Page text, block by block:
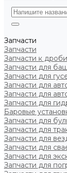
Запчасти
Запчасти
Запчасти к
Запчасти для
Запчасти для
Запчасти для
Запчасти для
Запчасти для
Баровые
Запчасти для
Запчасти для
Запчасти для
Запчасти для
Запчасти для
Запчасти для